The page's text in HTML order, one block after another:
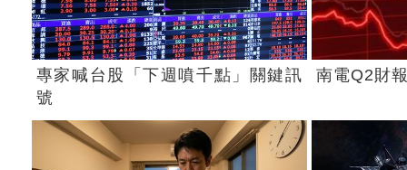
專家喊台股「下週噴千點」關鍵訊
號
南電Q2財